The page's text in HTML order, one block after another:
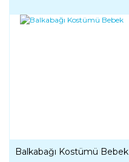
Balkabağı Kostümü Bebek